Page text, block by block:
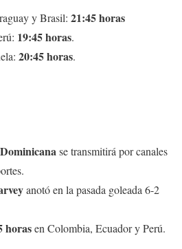
y Brasil: 21:45 horas
19:45 horas.
20:45 horas.
se transmitirá por canales
anotó en la pasada goleada 6-2
horasen Colombia, Ecuador y Perú.